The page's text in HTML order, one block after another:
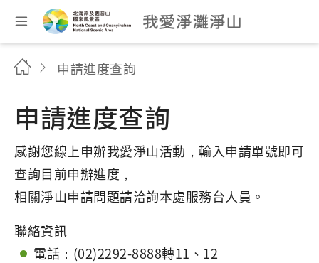
申請進度查詢
申請進度查詢
感謝您線上申辦我愛淨山活動，輸入申請單號即可
查詢目前申辦進度，
相關淨山申請問題請洽詢本處服務台人員。
聯絡資訊
電話：(02)2292-8888轉11、12